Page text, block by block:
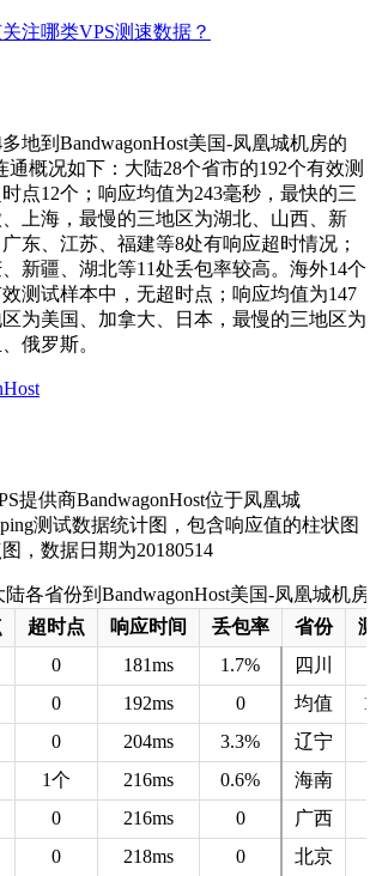
注哪类VPS测速数据？
地到BandwagonHost美国-凤凰城机房的
通概况如下：大陆28个省市的192个有效测
点12个；响应均值为243毫秒，最快的三
上海，最慢的三地区为湖北、山西、新
东、江苏、福建等8处有响应超时情况；
新疆、湖北等11处丢包率较高。海外14个
测试样本中，无超时点；响应均值为147
为美国、加拿大、日本，最慢的三地区为
俄罗斯。
陆各省份到BandwagonHost美国-凤凰城机
超时点 响应时间 丢包率 省份
0 181ms 1.7% 四川
0 192ms 0 均值
0 204ms 3.3% 辽宁
1个 216ms 0.6% 海南
0 216ms 0 广西
0 218ms 0 北京